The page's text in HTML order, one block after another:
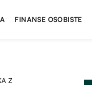
FINANSE OSOBISTE
Z